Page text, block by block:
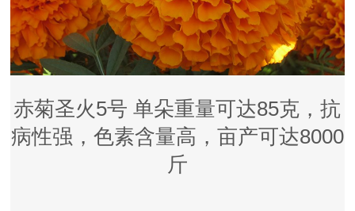
赤菊圣火5号 单朵重量可达85克，抗
病性强，色素含量高，亩产可达8000
斤